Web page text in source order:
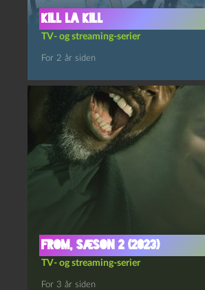
Kill la Kill
TV- og streaming-serier
For 2 år siden
From, sæson 2 (2023)
TV- og streaming-serier
For 3 år siden